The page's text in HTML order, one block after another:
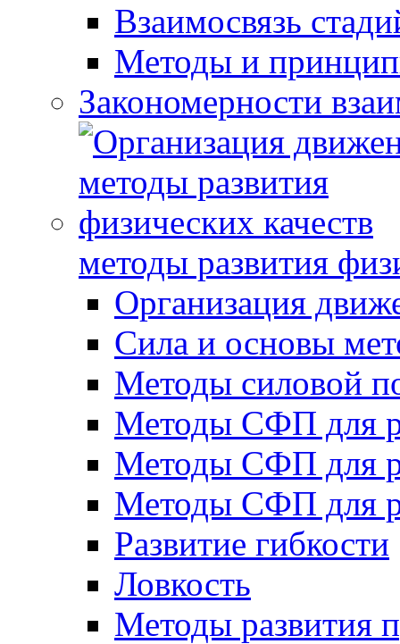
Взаимосвязь
Методы и
Закономерности
методы развития
Организация
Сила и основы
Методы силовой
Методы СФП для
Методы СФП для
Методы СФП для
Развитие гибкости
Ловкость
Методы развития